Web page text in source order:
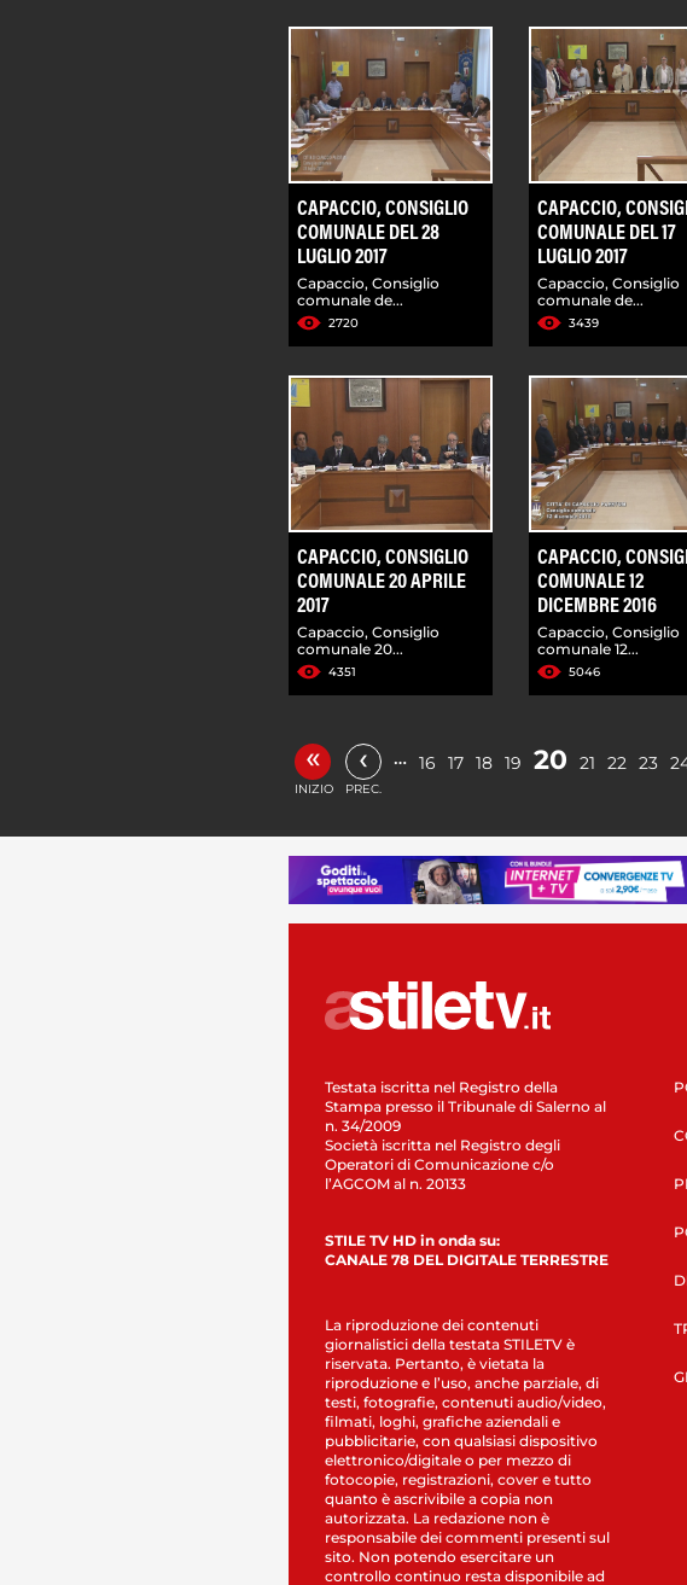
CAPACCIO, CONSIGLIO
COMUNALE DEL 28
LUGLIO 2017
Capaccio, Consiglio
comunale de...
2720
CAPACCIO,
COMUNALE DEL 17
LUGLIO 2017
Capaccio, Consiglio
comunale de...
3439
CAPACCIO, CONSIGLIO
COMUNALE 20 APRILE
2017
Capaccio, Consiglio
comunale 20...
4351
CAPACCIO,
COMUNALE 12
DICEMBRE 2016
Capaccio, Consiglio
comunale 12...
5046
«
INIZIO
‹
PREC.
… 16 17 18 19 20 21 22 23
Testata iscritta nel Registro della
Stampa presso il Tribunale di Salerno al
n. 34/2009
Società iscritta nel Registro degli
Operatori di Comunicazione c/o
l’AGCOM al n. 20133
STILE TV HD in onda su:
CANALE 78 DEL DIGITALE TERRESTRE
La riproduzione dei contenuti
giornalistici della testata STILETV è
riservata. Pertanto, è vietata la
riproduzione e l’uso, anche parziale, di
testi, fotografie, contenuti audio/video,
filmati, loghi, grafiche aziendali e
pubblicitarie, con qualsiasi dispositivo
elettronico/digitale o per mezzo di
fotocopie, registrazioni, cover e tutto
quanto è ascrivibile a copia non
autorizzata. La redazione non è
responsabile dei commenti presenti sul
sito. Non potendo esercitare un
controllo continuo resta disponibile ad